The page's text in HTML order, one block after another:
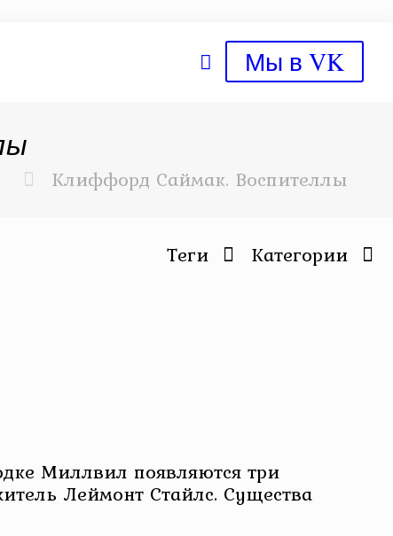
Мы в VK
Клиффорд Саймак. Воспителлы
Категории
Теги
Миллвил появляются три
Леймонт Стайлс. Существа